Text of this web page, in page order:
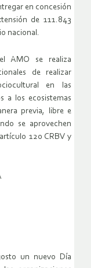
en concesión
de 111.843
nacional.
AMO se realiza
de realizar
en las
a los ecosistemas
previa, libre e
se aprovechen
120 CRBV y
un nuevo Día